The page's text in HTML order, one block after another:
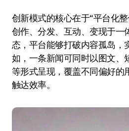
创新模式的核心在于“平台化
创作、分发、互动、变现于一
态，平台能够打破内容孤岛，
如，一条新闻可同时以图文、
等形式呈现，覆盖不同偏好的
触达效率。